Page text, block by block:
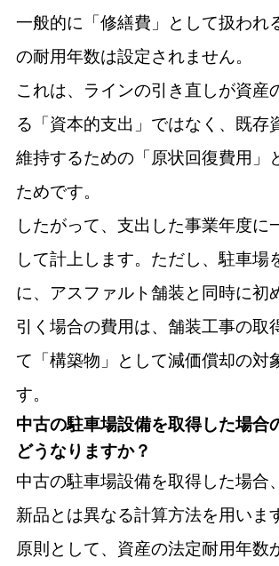
一般的に「修繕費」として扱われ
の耐用年数は設定されません。
これは、ラインの引き直しが資産
る「資本的支出」ではなく、既存
維持するための「原状回復費用」
ためです。
したがって、支出した事業年度に
して計上します。ただし、駐車場
に、アスファルト舗装と同時に初
引く場合の費用は、舗装工事の取
て「構築物」として減価償却の対
す。
中古の駐車場設備を取得した場合
どうなりますか？
中古の駐車場設備を取得した場合
新品とは異なる計算方法を用いま
原則として、資産の法定耐用年数